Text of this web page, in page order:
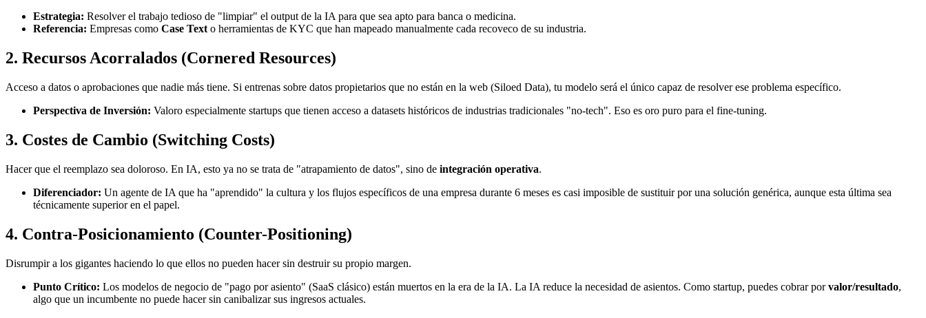
Estrategia: Resolver el trabajo tedioso de "limpiar" el output de la IA para que sea apto para banca o medicina.
Referencia: Empresas como Case Text o herramientas de KYC que han mapeado manualmente cada recoveco de su industria.
2. Recursos Acorralados (Cornered Resources)
Acceso a datos o aprobaciones que nadie más tiene. Si entrenas sobre datos propietarios que no están en la web (Siloed Data), tu modelo será el único capaz de resolver ese problema específico.
Perspectiva de Inversión: Valoro especialmente startups que tienen acceso a datasets históricos de industrias tradicionales "no-tech". Eso es oro puro para el fine-tuning.
3. Costes de Cambio (Switching Costs)
Hacer que el reemplazo sea doloroso. En IA, esto ya no se trata de "atrapamiento de datos", sino de integración operativa.
Diferenciador: Un agente de IA que ha "aprendido" la cultura y los flujos específicos de una empresa durante 6 meses es casi imposible de sustituir por una solución genérica, aunque esta última sea
técnicamente superior en el papel.
4. Contra-Posicionamiento (Counter-Positioning)
Disrumpir a los gigantes haciendo lo que ellos no pueden hacer sin destruir su propio margen.
Punto Crítico: Los modelos de negocio de "pago por asiento" (SaaS clásico) están muertos en la era de la IA. La IA reduce la necesidad de asientos. Como startup, puedes cobrar porvalor/resultado,
algo que un incumbente no puede hacer sin canibalizar sus ingresos actuales.